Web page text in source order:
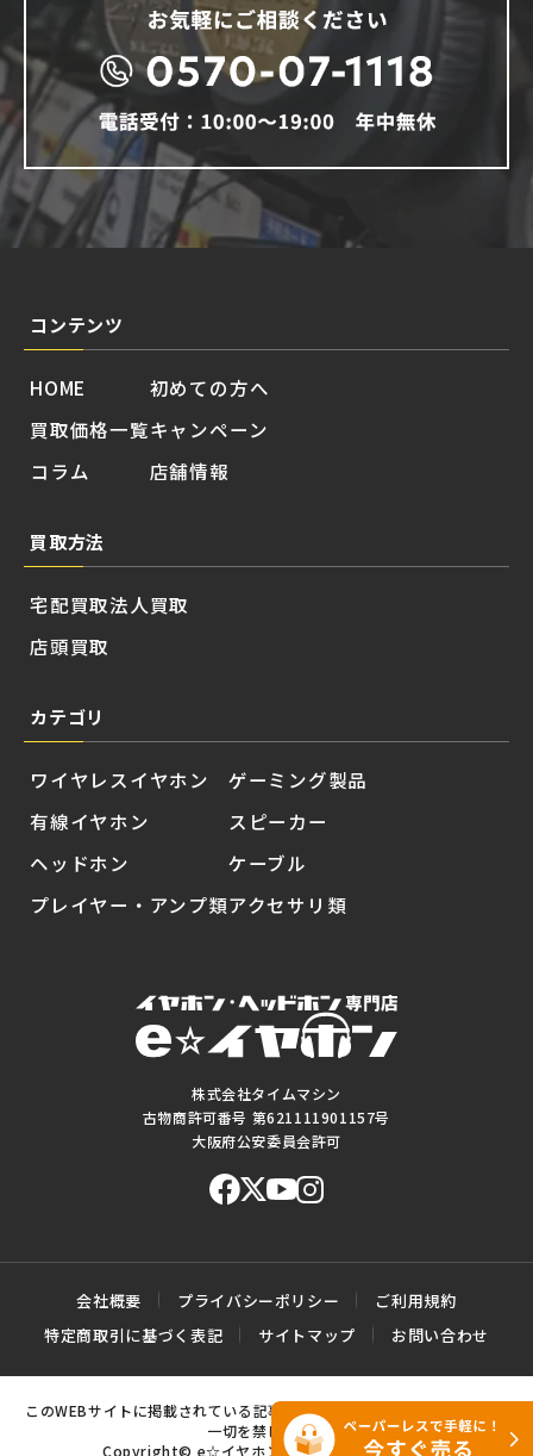
株式会社タイムマシン
古物商許可番号 第621111901157号
大阪府公安委員会許可
コンテンツ
HOME
買取価格一覧
コラム
初めての方へ
キャンペーン
店舗情報
買取方法
宅配買取
店頭買取
法人買取
カテゴリ
ワイヤレスイヤホン
有線イヤホン
ヘッドホン
プレイヤー・アンプ類
ゲーミング製品
スピーカー
ケーブル
アクセサリ類
会社概要 プライバシーポリシー
ご利用規約
特定商取引に基づく表記
サイトマップ お問い合わせ
このWEBサイトに掲載されている記事・写真・図表などの転載・複製の
一切を禁じます。
Copyright© e☆イヤホン All rights reserved.